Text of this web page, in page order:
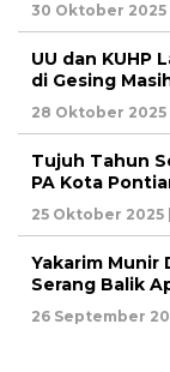
30 Oktober 2025
UU dan KUHP
di Gesing
28 Oktober 2025
Tujuh Tahun
PA Kota
25 Oktober 2025
Yakarim Munir
Serang Balik
26 September